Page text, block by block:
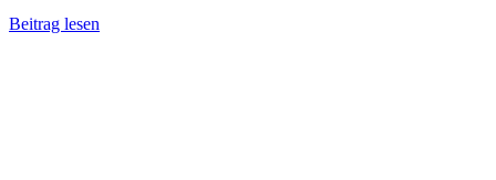
Beitrag lesen